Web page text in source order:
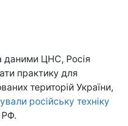
даними ЦНС, Росія
практику для
територій України,
російську техніку
РФ.